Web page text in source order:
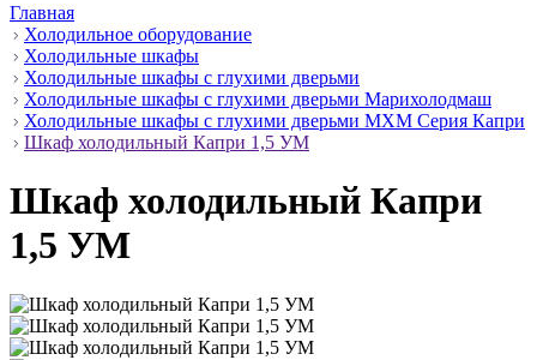
Главная
Холодильное оборудование
Холодильные шкафы
Холодильные шкафы с глухими дверьми
Холодильные шкафы с глухими дверьми Марихолодмаш
Холодильные шкафы с глухими дверьми МХМ Серия Капри
Шкаф холодильный Капри 1,5 УМ
Шкаф холодильный Капри
1,5 УМ